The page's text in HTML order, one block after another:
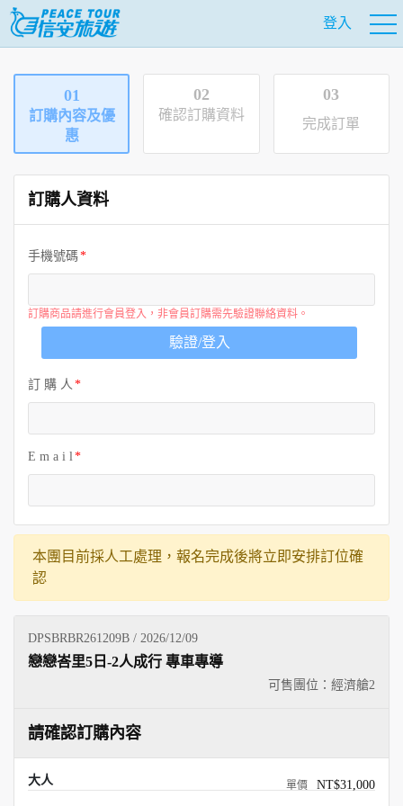
登入
01
訂購內容及優
惠
02
確認訂購資料
03
完成訂單
訂購人資料
手機號碼
訂購商品請進行會員登入，非會員訂購需先驗證聯絡資料。
驗證/登入
訂 購 人
E m a i l
本團目前採人工處理，報名完成後將立即安排訂位確
認
DPSBRBR261209B / 2026/12/09
可售團位：經濟艙2
戀戀峇里5日-2人成行 專車專導
請確認訂購內容
大人 NT$31,000